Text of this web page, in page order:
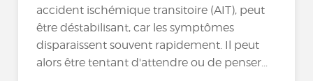
accident ischémique transitoire (AIT), peut
être déstabilisant, car les symptômes
disparaissent souvent rapidement. Il peut
alors être tentant d'attendre ou de penser...